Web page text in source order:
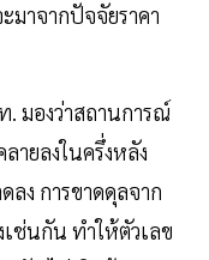
มาจากปัจจัยราคา
มองว่าสถานการณ์
ายลงในครึ่งหลัง
ลง การขาดดุลจาก
ช่นกัน ทำให้ตัวเลข